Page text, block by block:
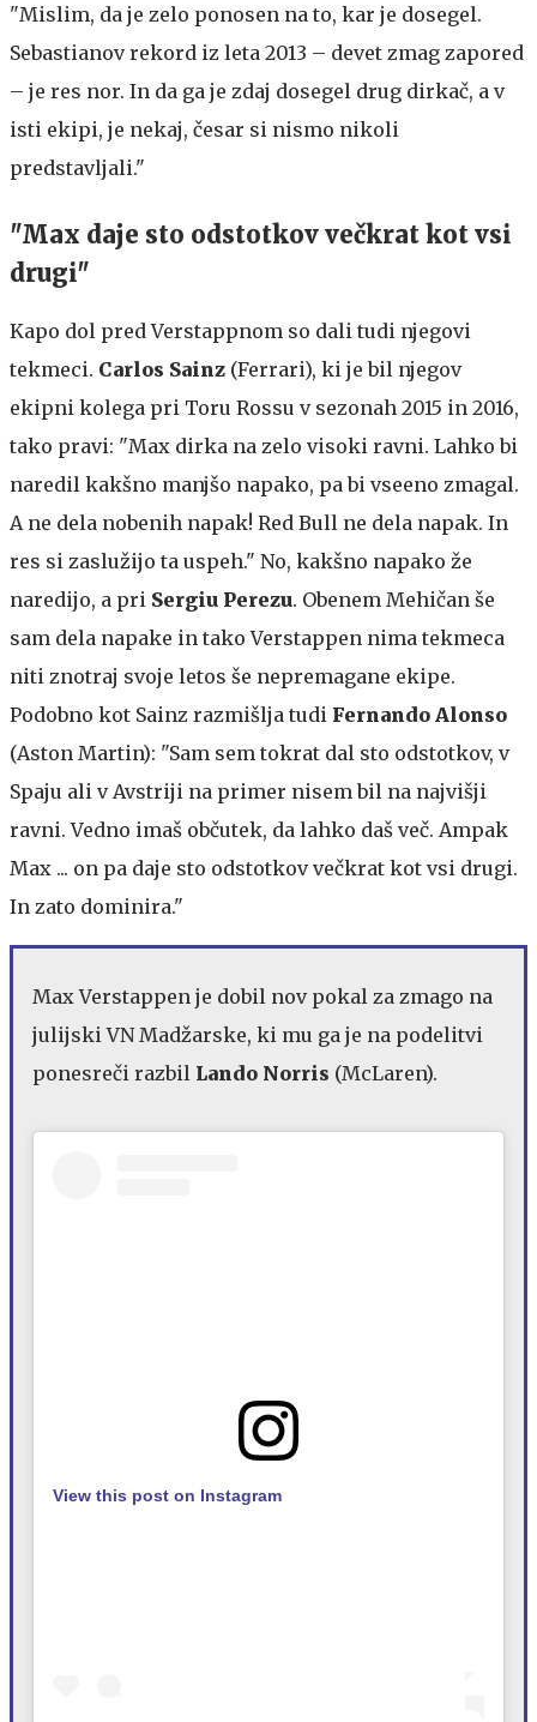
"Mislim, da je zelo ponosen na to, kar je dosegel.
Sebastianov rekord iz leta 2013 – devet zmag zapored
– je res nor. In da ga je zdaj dosegel drug dirkač, a v
isti ekipi, je nekaj, česar si nismo nikoli
predstavljali."
"Max daje sto odstotkov večkrat kot vsi
drugi"
Kapo dol pred Verstappnom so dali tudi njegovi
tekmeci. Carlos Sainz (Ferrari), ki je bil njegov
ekipni kolega pri Toru Rossu v sezonah 2015 in 2016,
tako pravi: "Max dirka na zelo visoki ravni. Lahko bi
naredil kakšno manjšo napako, pa bi vseeno zmagal.
A ne dela nobenih napak! Red Bull ne dela napak. In
res si zaslužijo ta uspeh." No, kakšno napako že
naredijo, a pri Sergiu Perezu. Obenem Mehičan še
sam dela napake in tako Verstappen nima tekmeca
niti znotraj svoje letos še nepremagane ekipe.
Podobno kot Sainz razmišlja tudi Fernando Alonso
(Aston Martin): "Sam sem tokrat dal sto odstotkov, v
Spaju ali v Avstriji na primer nisem bil na najvišji
ravni. Vedno imaš občutek, da lahko daš več. Ampak
Max ... on pa daje sto odstotkov večkrat kot vsi drugi.
In zato dominira."
Max Verstappen je dobil nov pokal za zmago na
julijski VN Madžarske, ki mu ga je na podelitvi
ponesreči razbil Lando Norris (McLaren).
View this post on Instagram